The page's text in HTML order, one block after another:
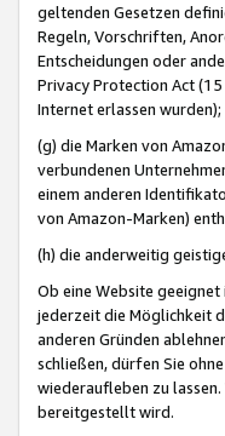
geltenden Gesetzen
Regeln, Vorschriften,
Entscheidungen oder
Privacy Protection Act
Internet erlassen wurden);
(g) die Marken von
verbundenen
einem anderen
von Amazon-Marken)
(h) die anderweitig
Ob eine Website
jederzeit die Möglichkeit
anderen Gründen
schließen, dürfen Sie
wiederaufleben zu
bereitgestellt wird.